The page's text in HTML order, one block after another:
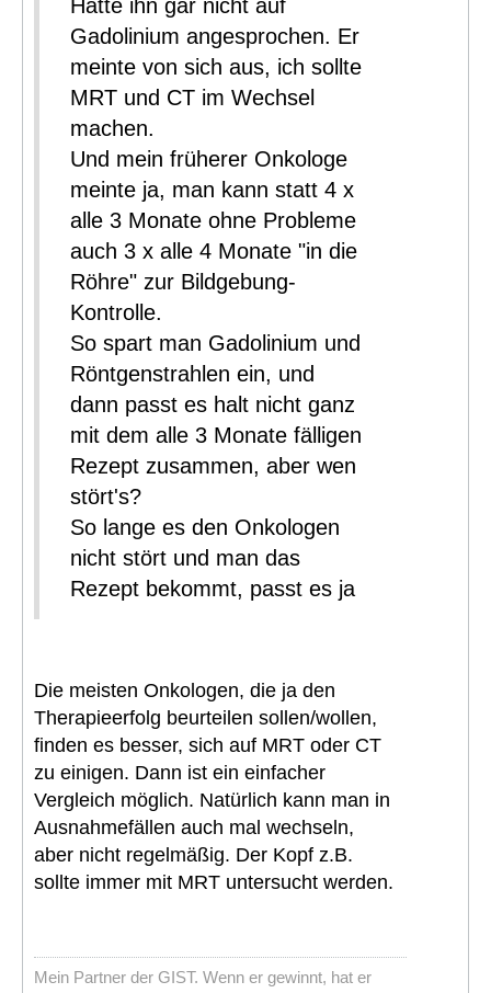
Hatte ihn gar nicht auf
Gadolinium angesprochen. Er
meinte von sich aus, ich sollte
MRT und CT im Wechsel
machen.
Und mein früherer Onkologe
meinte ja, man kann statt 4 x
alle 3 Monate ohne Probleme
auch 3 x alle 4 Monate "in die
Röhre" zur Bildgebung-
Kontrolle.
So spart man Gadolinium und
Röntgenstrahlen ein, und
dann passt es halt nicht ganz
mit dem alle 3 Monate fälligen
Rezept zusammen, aber wen
stört's?
So lange es den Onkologen
nicht stört und man das
Rezept bekommt, passt es ja
Die meisten Onkologen, die ja den
Therapieerfolg beurteilen sollen/wollen,
finden es besser, sich auf MRT oder CT
zu einigen. Dann ist ein einfacher
Vergleich möglich. Natürlich kann man in
Ausnahmefällen auch mal wechseln,
aber nicht regelmäßig. Der Kopf z.B.
sollte immer mit MRT untersucht werden.
Mein Partner der GIST. Wenn er gewinnt, hat er